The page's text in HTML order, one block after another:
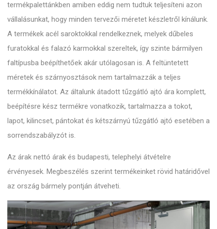
termékpalettánkben amiben eddig nem tudtuk teljesíteni azon
vállalásunkat, hogy minden tervezői méretet készletről kínálunk.
A termékek acél saroktokkal rendelkeznek, melyek dűbeles
furatokkal és falazó karmokkal szereltek, így szinte bármilyen
faltípusba beépíthetőek akár utólagosan is. A feltüntetett
méretek és szárnyosztások nem tartalmazzák a teljes
termékkínálatot. Az általunk átadott tűzgátló ajtó ára komplett,
beépítésre kész termékre vonatkozik, tartalmazza a tokot,
lapot, kilincset, pántokat és kétszárnyú tűzgátló ajtó esetében a
sorrendszabályzót is.
Az árak nettó árak és budapesti, telephelyi átvételre
érvényesek. Megbeszélés szerint termékeinket rövid határidővel
az ország bármely pontján átveheti.